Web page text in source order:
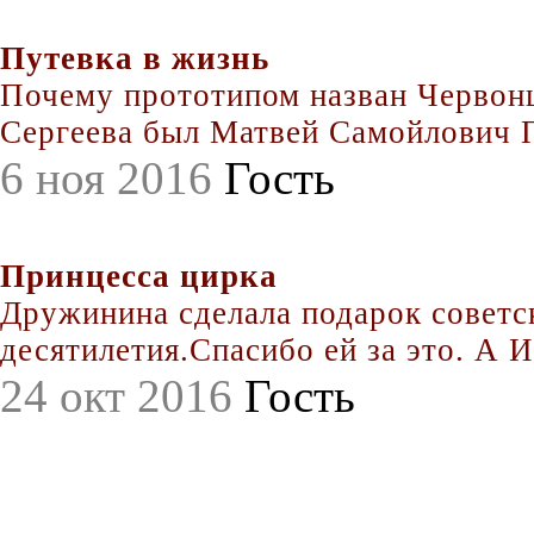
Путевка в жизнь
Почему прототипом назван
Сергеева был Матвей Самойлович
6 ноя 2016 Гость
Принцесса цирка
Дружинина сделала подарок
десятилетия.Спасибо ей за это. А
24 окт 2016 Гость